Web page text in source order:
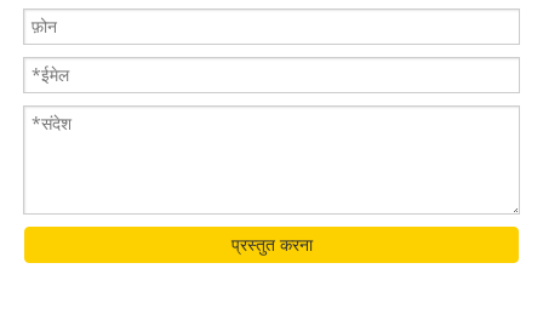
प्रस्तुत करना